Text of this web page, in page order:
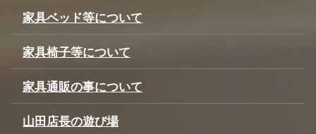
家具ベッド等について
家具椅子等について
家具通販の事について
山田店長の遊び場